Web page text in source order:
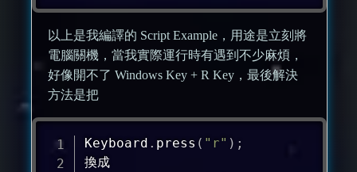
以上是我編譯的 Script Example，用途是立刻將
電腦關機，當我實際運行時有遇到不少麻煩，
好像開不了 Windows Key + R Key，最後解決
方法是把
Keyboard . press ( "r" ) ;
換成